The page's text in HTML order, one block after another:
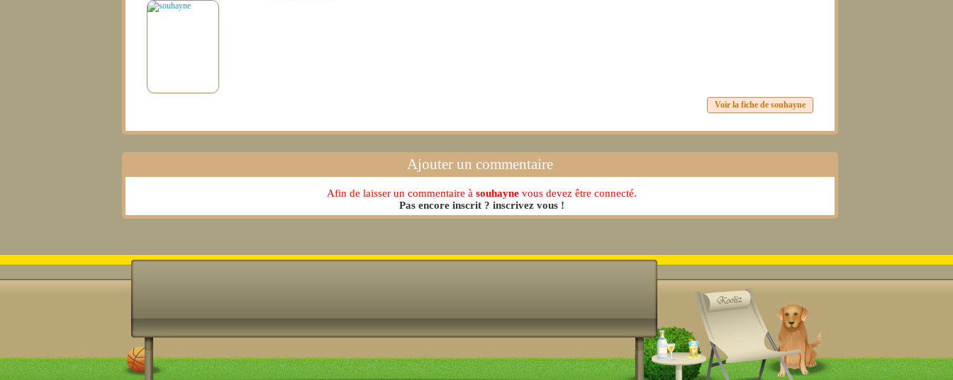
Voir la fiche de souhayne
Ajouter un commentaire
Afin de laisser un commentaire à souhayne vous devez être connecté.
Pas encore inscrit ? inscrivez vous !